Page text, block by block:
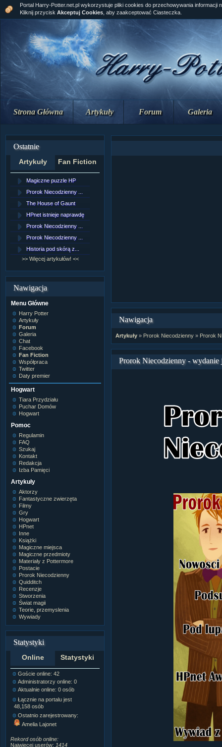
Strona Główna Artykuły Forum Galeria
Ostatnie
Artykuły Fan Fiction
Magiczne puzzle HP
Prorok Niecodzienny ...
The House of Gaunt
HPnet istnieje naprawdę
Prorok Niecodzienny ...
Prorok Niecodzienny ...
Historia pod skórą z...
>> Więcej artykułów! <<
Nawigacja
Menu Główne
Harry Potter
Artykuły
Forum
Galeria
Chat
Facebook
Fan Fiction
Współpraca
Twitter
Daty premier
Hogwart
Tiara Przydziału
Puchar Domów
Hogwart
Pomoc
Regulamin
FAQ
Szukaj
Kontakt
Redakcja
Izba Pamięci
Artykuły
Aktorzy
Fantastyczne zwierzęta
Filmy
Gry
Hogwart
HPnet
Inne
Książki
Magiczne miejsca
Magiczne przedmioty
Materiały z Pottermore
Postacie
Prorok Niecodzienny
Quidditch
Recenzje
Stworzenia
Świat magii
Teorie, przemyslenia
Wywiady
Statystyki
Online Statystyki
Goście online: 42
Administratorzy online: 0
Aktualnie online: 0 osób
Łącznie na portalu jest
48,158 osób
Ostatnio zarejestrowany:
Amelia Lajonet
Rekord osób online:
Najwięcej userów: 1414
Portal Harry-Potter.net.pl wykorzystuje pliki cookies do przechowywania informacji
Kliknij przycisk Akceptuj Cookies , aby zaakceptować Ciasteczka.
Nawigacja
Artykuły» Prorok Niecodzienny» Prorok
Prorok Niecodzienny - wydanie